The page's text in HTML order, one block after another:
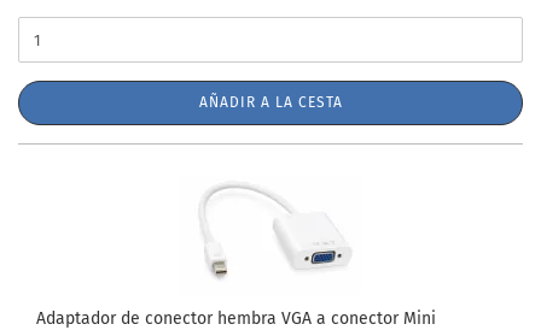
AÑADIR A LA CESTA
Adaptador de conector hembra VGA a conector Mini